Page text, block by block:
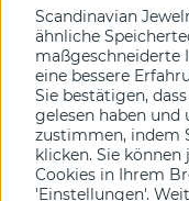
hier an.
Scandinavian
ähnliche
maßgeschneiderte
eine bessere
Sie bestätigen,
gelesen haben und
zustimmen, indem
klicken. Sie
Cookies in Ihrem
'Einstellungen'.